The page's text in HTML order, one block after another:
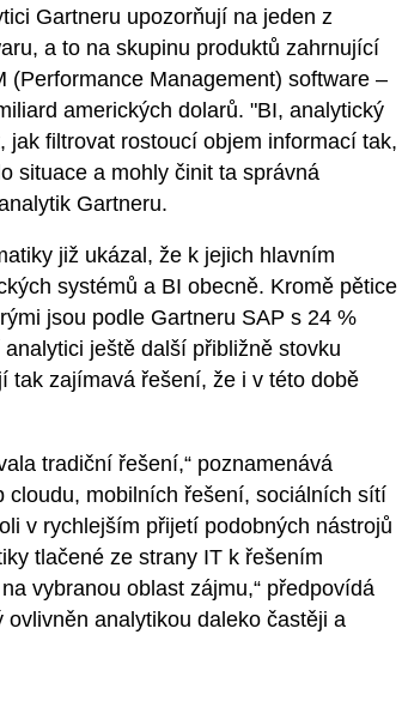
Gartneru upozorňují na jeden z
a to na skupinu produktů zahrnující
(Performance Management) software –
amerických dolarů. "BI, analytický
filtrovat rostoucí objem informací tak,
situace a mohly činit ta správná
Gartneru.
již ukázal, že k jejich hlavním
systémů a BI obecně. Kromě pětice
jsou podle Gartneru SAP s 24 %
ještě další přibližně stovku
tak zajímavá řešení, že i v této době
tradiční řešení,“ poznamenává
cloudu, mobilních řešení, sociálních sítí
v rychlejším přijetí podobných nástrojů
tlačené ze strany IT k řešením
vybranou oblast zájmu,“ předpovídá
analytikou daleko častěji a